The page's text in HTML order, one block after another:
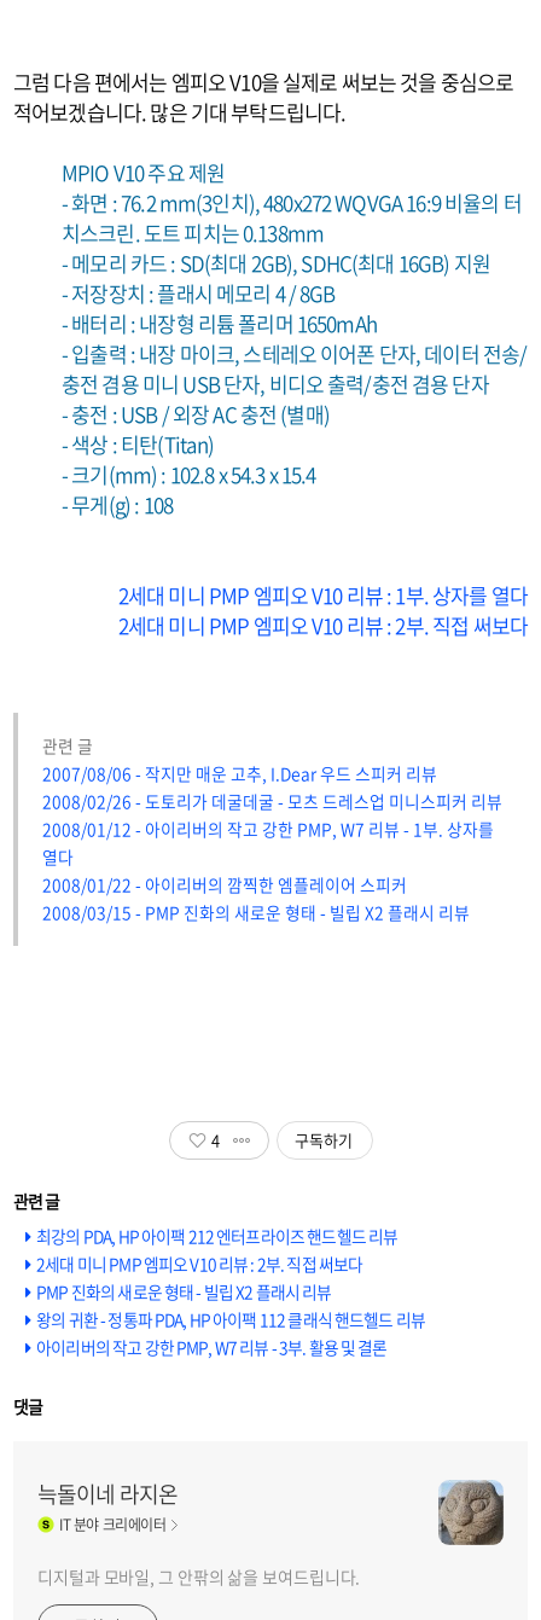
그럼 다음 편에서는 엠피오 V10을 실제로 써보는 것을 중심으로
적어보겠습니다. 많은 기대 부탁드립니다.
MPIO V10주요 제원
- 화면 : 76.2 mm(3인치), 480x272 WQVGA 16:9 비율의 터
치스크린. 도트 피치는 0.138mm
- 메모리 카드 : SD(최대 2GB), SDHC(최대 16GB) 지원
- 저장장치 : 플래시 메모리 4 / 8GB
- 배터리 : 내장형 리튬 폴리머 1650mAh
- 입출력 : 내장 마이크, 스테레오 이어폰 단자, 데이터 전송/
충전 겸용 미니 USB 단자, 비디오 출력/충전 겸용 단자
- 충전 : USB / 외장 AC 충전 (별매)
- 색상 : 티탄(Titan)
- 크기(mm) : 102.8 x 54.3 x 15.4
- 무게(g) : 108
2세대 미니 PMP 엠피오 V10 리뷰 : 1부. 상자를 열다
2세대 미니 PMP 엠피오 V10 리뷰 : 2부. 직접 써보다
관련 글
2007/08/06 - 작지만 매운 고추, I.Dear 우드 스피커 리뷰
2008/02/26 - 도토리가 데굴데굴 - 모츠 드레스업 미니스피커 리뷰
2008/01/12 - 아이리버의 작고 강한 PMP, W7 리뷰 - 1부. 상자를
열다
2008/01/22 - 아이리버의 깜찍한 엠플레이어 스피커
2008/03/15 - PMP 진화의 새로운 형태 - 빌립 X2 플래시 리뷰
4 구독하기
최강의 PDA, HP 아이팩 212 엔터프라이즈 핸드헬드 리뷰
2세대 미니 PMP 엠피오 V10 리뷰 : 2부. 직접 써보다
PMP 진화의 새로운 형태 - 빌립 X2 플래시 리뷰
왕의 귀환 - 정통파 PDA, HP 아이팩 112 클래식 핸드헬드 리뷰
아이리버의 작고 강한 PMP, W7 리뷰 - 3부. 활용 및 결론
댓글
늑돌이네 라지온
IT분야 크리에이터
디지털과 모바일, 그 안팎의 삶을 보여드립니다.